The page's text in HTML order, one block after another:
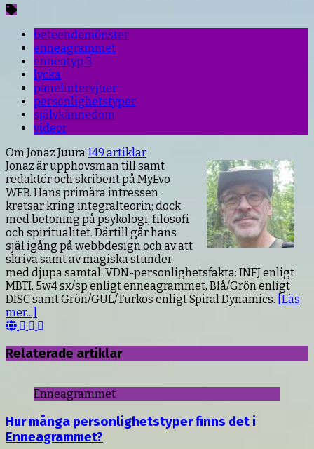
beteendemönster
enneagrammet
enneatyp 3
lycka
panelintervjuer
personlighetstyper
självkännedom
videor
Om Jonaz Juura149 artiklar
Jonaz är upphovsman till samt
redaktör och skribent på MyEvo
WEB. Hans primära intressen
kretsar kring integralteorin; dock
med betoning på psykologi, filosofi
och spiritualitet. Därtill går hans
själ igång på webbdesign och av att
skriva samt av magiska stunder
med djupa samtal. VDN-personlighetsfakta: INFJ enligt
MBTI, 5w4 sx/sp enligt enneagrammet, Blå/Grön enligt
DISC samt Grön/GUL/Turkos enligt Spiral Dynamics. [Läs
mer...]
Webbsida
Facebook
YouTube
Relaterade artiklar
Enneagrammet
Hur många personlighetstyper finns det i
Enneagrammet?